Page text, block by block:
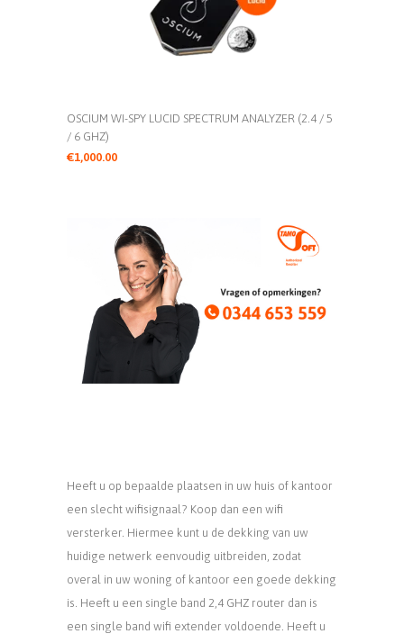
OSCIUM WI-SPY LUCID SPECTRUM ANALYZER (2.4 / 5
/ 6 GHZ)
€1,000.00
Heeft u op bepaalde plaatsen in uw huis of kantoor
een slecht wifisignaal? Koop dan een wifi
versterker. Hiermee kunt u de dekking van uw
huidige netwerk eenvoudig uitbreiden, zodat
overal in uw woning of kantoor een goede dekking
is. Heeft u een single band 2,4 GHZ router dan is
een single band wifi extender voldoende. Heeft u